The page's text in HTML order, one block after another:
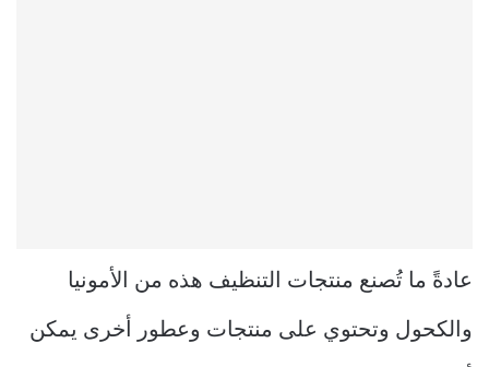
عادةً ما تُصنع منتجات التنظيف هذه من الأمونيا
والكحول وتحتوي على منتجات وعطور أخرى يمكن